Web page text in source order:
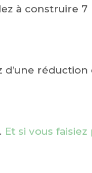
à construire 7
réduction
Et si vous